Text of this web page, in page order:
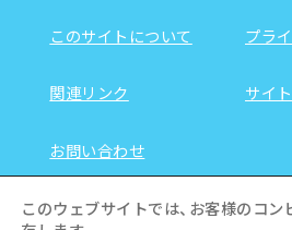
このサイトについて プラ
関連リンク サイ
お問い合わせ
このウェブサイトでは、お客様のコ